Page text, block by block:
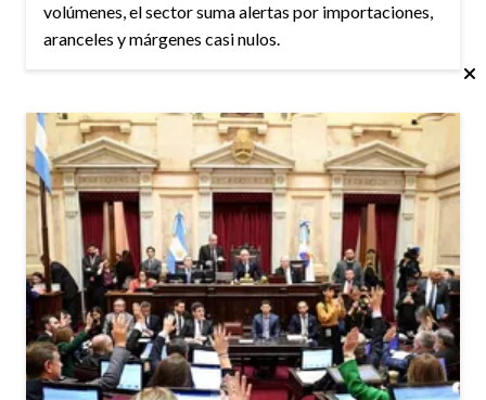
volúmenes, el sector suma alertas por importaciones,
aranceles y márgenes casi nulos.